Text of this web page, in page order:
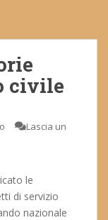
civile
Lascia un
le
di servizio
nazionale